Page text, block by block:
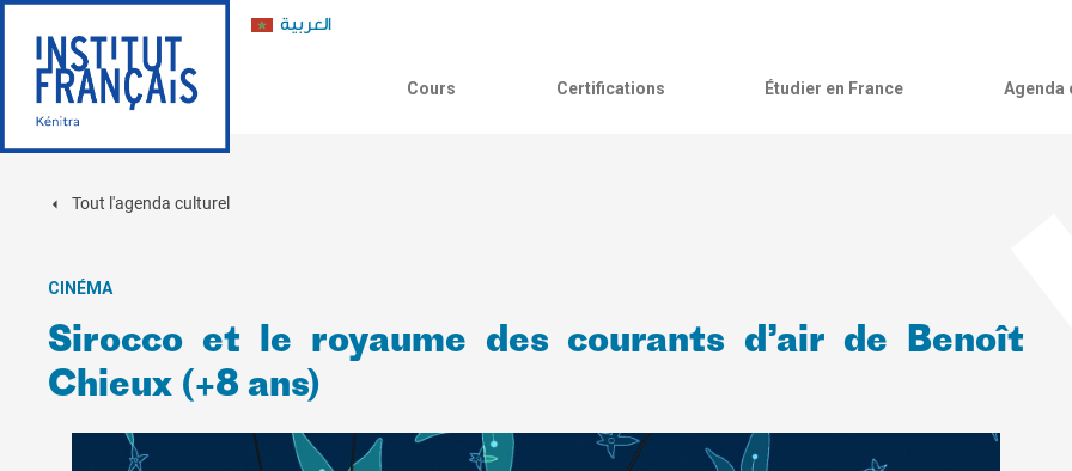
العربية
Cours Certifications Étudier en France Agenda
Tout l'agenda culturel
CINÉMA
Sirocco et le royaume des courants d’air de Benoît
Chieux (+8 ans)